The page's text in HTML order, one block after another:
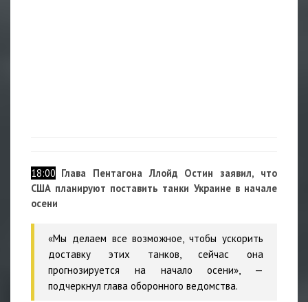
18:00 Глава Пентагона Ллойд Остин
заявил, что
США планируют поставить танки Украине в начале
осени
«Мы делаем все возможное, чтобы ускорить
доставку этих танков, сейчас она
прогнозируется на начало осени», —
подчеркнул глава оборонного ведомства.